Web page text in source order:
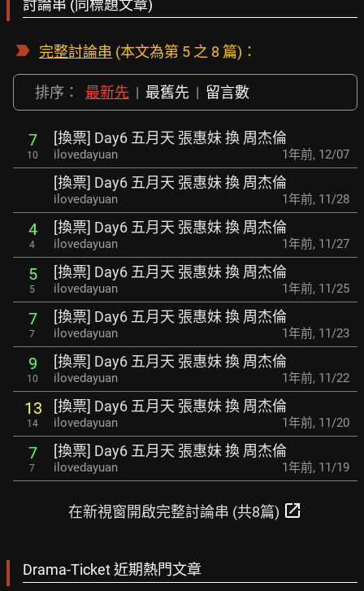
討論串 (同標題文章)
完整討論串 (本文為第 5 之 8 篇)：
排序： 最新先 | 最舊先 | 留言數
7
10
[換票] Day6 五月天 張惠妹 換 周杰倫
ilovedayuan 1年前, 12/07
[換票] Day6 五月天 張惠妹 換 周杰倫
ilovedayuan 1年前, 11/28
4
4
[換票] Day6 五月天 張惠妹 換 周杰倫
ilovedayuan 1年前, 11/27
5
5
[換票] Day6 五月天 張惠妹 換 周杰倫
ilovedayuan 1年前, 11/25
7
7
[換票] Day6 五月天 張惠妹 換 周杰倫
ilovedayuan 1年前, 11/23
9
10
[換票] Day6 五月天 張惠妹 換 周杰倫
ilovedayuan 1年前, 11/22
13
14
[換票] Day6 五月天 張惠妹 換 周杰倫
ilovedayuan 1年前, 11/20
7
7
[換票] Day6 五月天 張惠妹 換 周杰倫
ilovedayuan 1年前, 11/19
在新視窗開啟完整討論串 (共8篇) open_in_new
Drama-Ticket 近期熱門文章